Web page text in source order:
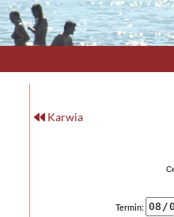
Karwia
Termin: